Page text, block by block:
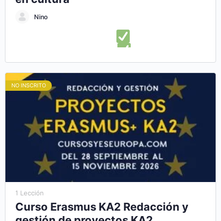
Nino
para el diseño de una estructura de plan de negocios
Presentar con éxito un plan de negocio cultural
Descubrir
herramientas para diseñar un plan de empresa cultural
Aprender a administrar y ejecutar correctamente tu plan de
NO INSCRITO
1 Lección
Curso Erasmus KA2 Redacción y